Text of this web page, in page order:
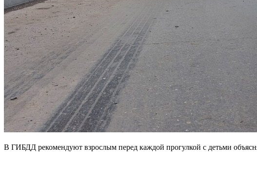
В ГИБДД рекомендуют взрослым перед каждой прогулкой с детьми